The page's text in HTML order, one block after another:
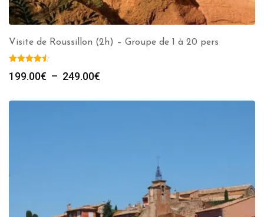
Visite de Roussillon (2h) – Groupe de 1 à 20 pers
199.00€ – 249.00€
prix :